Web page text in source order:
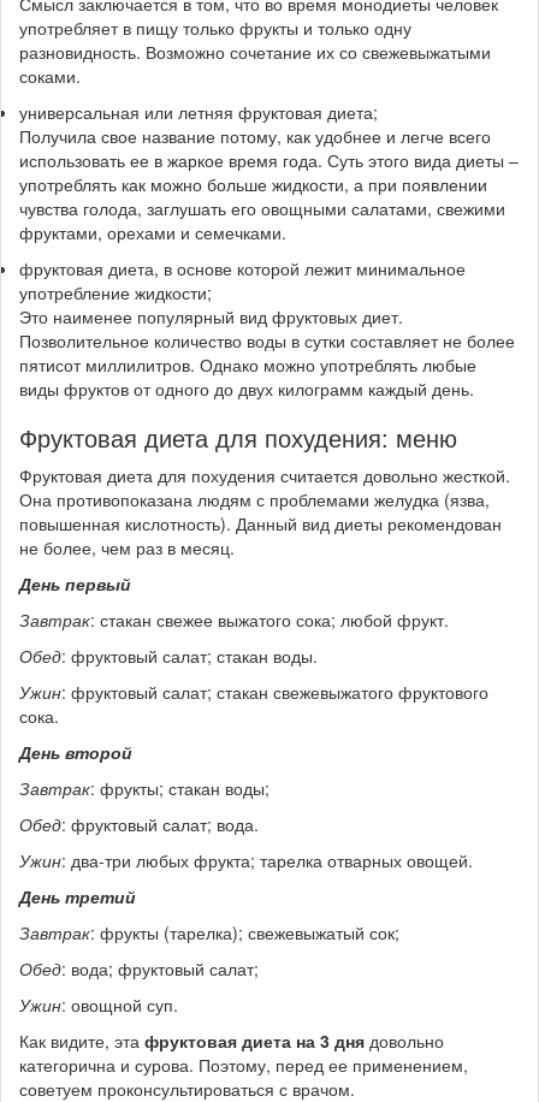
употребляет в пищу только фрукты и только одну
разновидность. Возможно сочетание их со свежевыжатыми
соками.
универсальная или летняя фруктовая диета;
Получила свое название потому, как удобнее и легче всего
использовать ее в жаркое время года. Суть этого вида диеты –
употреблять как можно больше жидкости, а при появлении
чувства голода, заглушать его овощными салатами, свежими
фруктами, орехами и семечками.
фруктовая диета, в основе которой лежит минимальное
употребление жидкости;
Это наименее популярный вид фруктовых диет.
Позволительное количество воды в сутки составляет не более
пятисот миллилитров. Однако можно употреблять любые
виды фруктов от одного до двух килограмм каждый день.
Фруктовая диета для похудения: меню
Фруктовая диета для похудения считается довольно жесткой.
Она противопоказана людям с проблемами желудка (язва,
повышенная кислотность). Данный вид диеты рекомендован
не более, чем раз в месяц.
День первый
Завтрак: стакан свежее выжатого сока; любой фрукт.
Обед: фруктовый салат; стакан воды.
Ужин: фруктовый салат; стакан свежевыжатого фруктового
сока.
День второй
Завтрак: фрукты; стакан воды;
Обед: фруктовый салат; вода.
Ужин: два-три любых фрукта; тарелка отварных овощей.
День третий
Завтрак: фрукты (тарелка); свежевыжатый сок;
Обед: вода; фруктовый салат;
Ужин: овощной суп.
Как видите, эта фруктовая диета на 3 дня довольно
категорична и сурова. Поэтому, перед ее применением,
советуем проконсультироваться с врачом.